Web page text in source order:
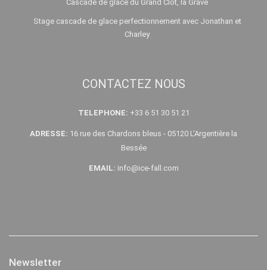
Cascade de glace du Grand Clôt, la Grave
Stage cascade de glace perfectionnement avec Jonathan et
Charley
CONTACTEZ NOUS
TELEPHONE: +33 6 51 30 51 21
ADRESSE: 16 rue des Chardons bleus - 05120 L'Argentière la
Bessée
EMAIL: info@ice-fall.com
Newsletter